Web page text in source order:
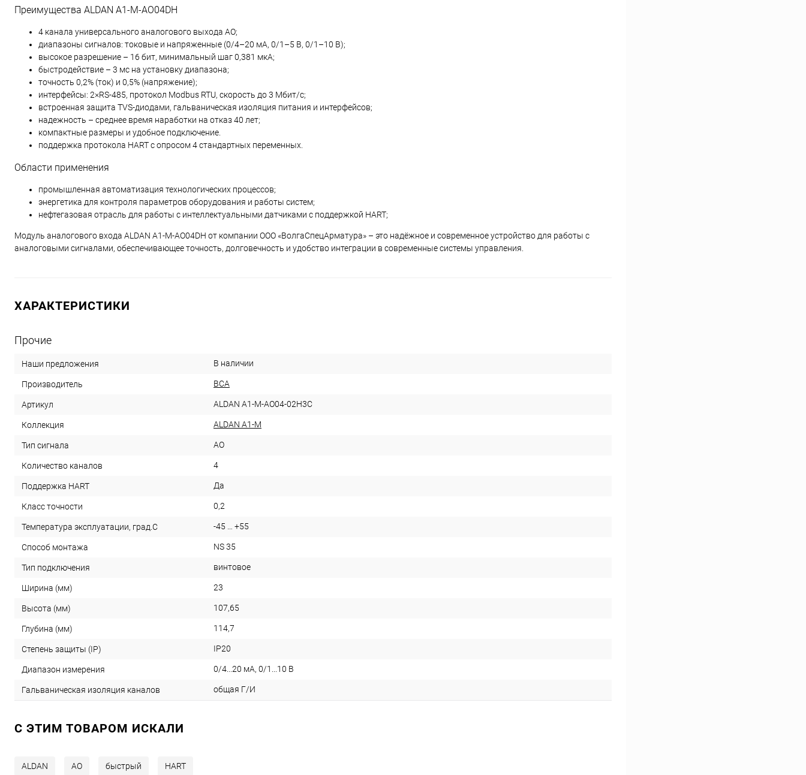
Преимущества ALDAN A1-M-AO04DH
4 канала универсального аналогового выхода AO;
диапазоны сигналов: токовые и напряженные (0/4–20 мА, 0/1–5 В, 0/1–10 В);
высокое разрешение – 16 бит, минимальный шаг 0,381 мкА;
быстродействие – 3 мс на установку диапазона;
точность 0,2% (ток) и 0,5% (напряжение);
интерфейсы: 2×RS-485, протокол Modbus RTU, скорость до 3 Мбит/с;
встроенная защита TVS-диодами, гальваническая изоляция питания и интерфейсов;
надежность – среднее время наработки на отказ 40 лет;
компактные размеры и удобное подключение.
поддержка протокола HART с опросом 4 стандартных переменных.
Области применения
промышленная автоматизация технологических процессов;
энергетика для контроля параметров оборудования и работы систем;
нефтегазовая отрасль для работы с интеллектуальными датчиками с поддержкой HART;
Модуль аналогового входа ALDAN A1-M-AO04DH от компании ООО «ВолгаСпецАрматура» – это надёжное и современное устройство для работы с
аналоговыми сигналами, обеспечивающее точность, долговечность и удобство интеграции в современные системы управления.
ХАРАКТЕРИСТИКИ
Прочие
Наши предложения В наличии
Производитель ВСА
Артикул ALDAN A1-M-AO04-02H3C
Коллекция ALDAN A1-M
Тип сигнала AO
Количество каналов 4
Поддержка HART Да
Класс точности 0,2
Температура эксплуатации, град.С -45 … +55
Способ монтажа NS 35
Тип подключения винтовое
Ширина (мм) 23
Высота (мм) 107,65
Глубина (мм) 114,7
Степень защиты (IP) IP20
Диапазон измерения 0/4...20 мА, 0/1...10 В
Гальваническая изоляция каналов общая Г/И
C ЭТИМ ТОВАРОМ ИСКАЛИ
ALDAN AO быстрый HART